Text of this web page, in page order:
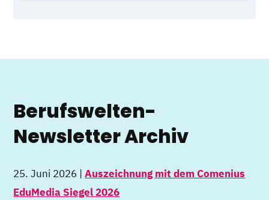
Berufswelten-
Newsletter Archiv
25. Juni 2026 |Auszeichnung mit dem Comenius
EduMedia Siegel 2026